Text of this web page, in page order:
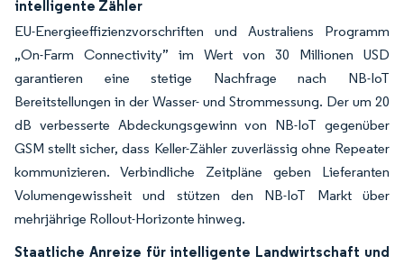
intelligente Zähler
EU-Energieeffizienzvorschriften und Australiens Programm
„On-Farm Connectivity” im Wert von 30 Millionen USD
garantieren eine stetige Nachfrage nach NB-IoT
Bereitstellungen in der Wasser- und Strommessung. Der um 20
dB verbesserte Abdeckungsgewinn von NB-IoT gegenüber
GSM stellt sicher, dass Keller-Zähler zuverlässig ohne Repeater
kommunizieren. Verbindliche Zeitpläne geben Lieferanten
Volumengewissheit und stützen den NB-IoT Markt über
mehrjährige Rollout-Horizonte hinweg.
Staatliche Anreize für intelligente Landwirtschaft und